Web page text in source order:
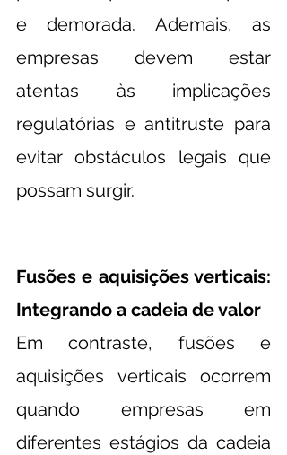
e demorada. Ademais, as
empresas devem estar
atentas às implicações
regulatórias e antitruste para
evitar obstáculos legais que
possam surgir.
Fusões e aquisições verticais:
Integrando a cadeia de valor
Em contraste, fusões e
aquisições verticais ocorrem
quando empresas em
diferentes estágios da cadeia